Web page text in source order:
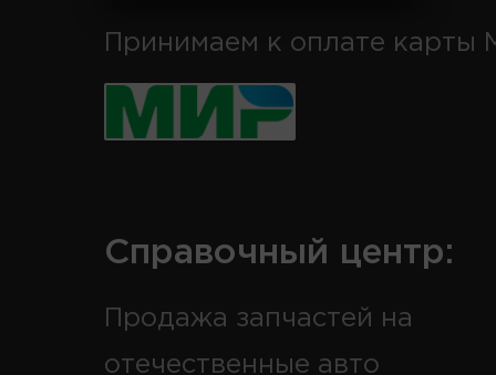
Принимаем к оплате карты
Справочный центр:
Продажа запчастей на
отечественные авто